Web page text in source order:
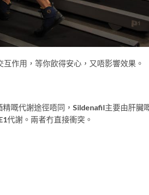
作用，等你飲得安心，又唔影響效果。
精嘅代謝途徑唔同，Sildenafil主要由肝臟
代謝。兩者冇直接衝突。